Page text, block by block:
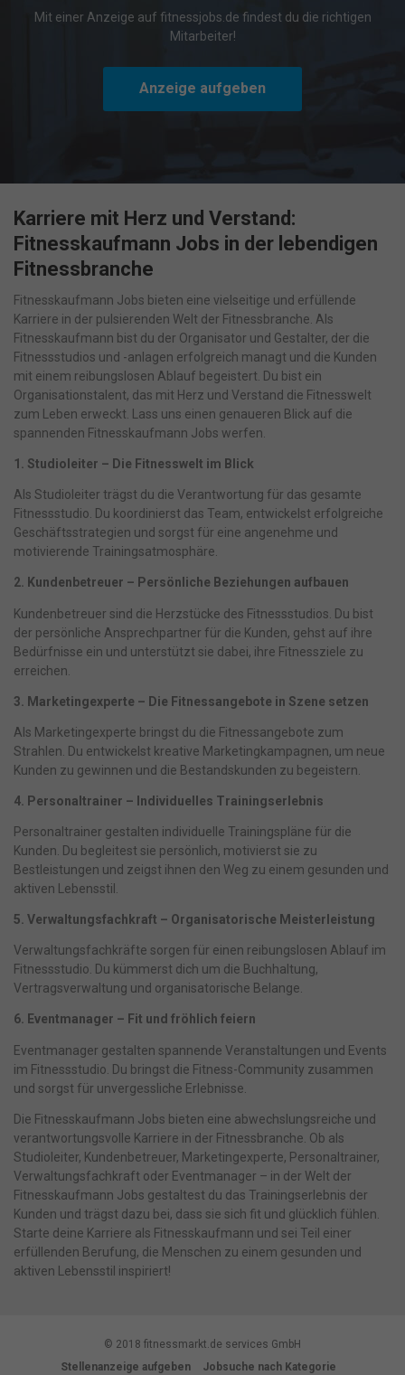
Mit einer Anzeige auf fitnessjobs.de findest du die richtigen
Mitarbeiter!
Anzeige aufgeben
Karriere mit Herz und Verstand:
Fitnesskaufmann Jobs in der lebendigen
Fitnessbranche
Fitnesskaufmann Jobs bieten eine vielseitige und erfüllende
Karriere in der pulsierenden Welt der Fitnessbranche. Als
Fitnesskaufmann bist du der Organisator und Gestalter, der die
Fitnessstudios und -anlagen erfolgreich managt und die Kunden
mit einem reibungslosen Ablauf begeistert. Du bist ein
Organisationstalent, das mit Herz und Verstand die Fitnesswelt
zum Leben erweckt. Lass uns einen genaueren Blick auf die
spannenden Fitnesskaufmann Jobs werfen.
1. Studioleiter – Die Fitnesswelt im Blick
Als Studioleiter trägst du die Verantwortung für das gesamte
Fitnessstudio. Du koordinierst das Team, entwickelst erfolgreiche
Geschäftsstrategien und sorgst für eine angenehme und
motivierende Trainingsatmosphäre.
2. Kundenbetreuer – Persönliche Beziehungen aufbauen
Kundenbetreuer sind die Herzstücke des Fitnessstudios. Du bist
der persönliche Ansprechpartner für die Kunden, gehst auf ihre
Bedürfnisse ein und unterstützt sie dabei, ihre Fitnessziele zu
erreichen.
3. Marketingexperte – Die Fitnessangebote in Szene setzen
Als Marketingexperte bringst du die Fitnessangebote zum
Strahlen. Du entwickelst kreative Marketingkampagnen, um neue
Kunden zu gewinnen und die Bestandskunden zu begeistern.
4. Personaltrainer – Individuelles Trainingserlebnis
Personaltrainer gestalten individuelle Trainingspläne für die
Kunden. Du begleitest sie persönlich, motivierst sie zu
Bestleistungen und zeigst ihnen den Weg zu einem gesunden und
aktiven Lebensstil.
5. Verwaltungsfachkraft – Organisatorische Meisterleistung
Verwaltungsfachkräfte sorgen für einen reibungslosen Ablauf im
Fitnessstudio. Du kümmerst dich um die Buchhaltung,
Vertragsverwaltung und organisatorische Belange.
6. Eventmanager – Fit und fröhlich feiern
Eventmanager gestalten spannende Veranstaltungen und Events
im Fitnessstudio. Du bringst die Fitness-Community zusammen
und sorgst für unvergessliche Erlebnisse.
Die Fitnesskaufmann Jobs bieten eine abwechslungsreiche und
verantwortungsvolle Karriere in der Fitnessbranche. Ob als
Studioleiter, Kundenbetreuer, Marketingexperte, Personaltrainer,
Verwaltungsfachkraft oder Eventmanager – in der Welt der
Fitnesskaufmann Jobs gestaltest du das Trainingserlebnis der
Kunden und trägst dazu bei, dass sie sich fit und glücklich fühlen.
Starte deine Karriere als Fitnesskaufmann und sei Teil einer
erfüllenden Berufung, die Menschen zu einem gesunden und
aktiven Lebensstil inspiriert!
© 2018 fitnessmarkt.de services GmbH
Stellenanzeige aufgeben
Jobsuche nach Kategorie